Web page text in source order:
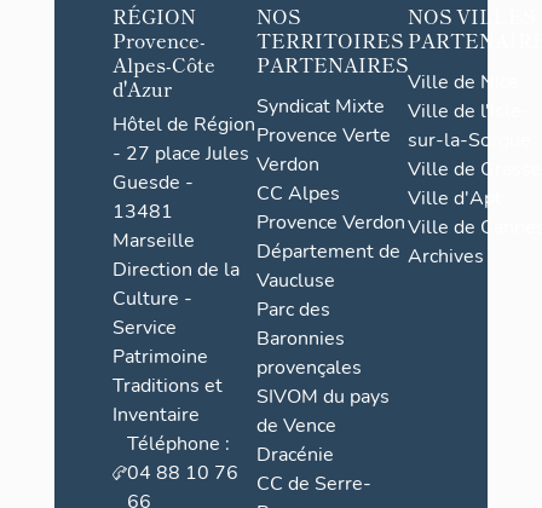
RÉGION
Provence-
Alpes-Côte
d'Azur
Hôtel de Région
- 27 place Jules
Guesde -
13481
Marseille
Direction de la
Culture -
Service
Patrimoine
Traditions et
Inventaire
Téléphone :
04 88 10 76
66
NOS
TERRITOIRES
PARTENAIRES
Syndicat Mixte
Provence Verte
Verdon
CC Alpes
Provence Verdon
Département de
Vaucluse
Parc des
Baronnies
provençales
SIVOM du pays
de Vence
Dracénie
CC de Serre-
NOS VILLES
Ville de Nice
Ville de l'Isle-
sur-la-Sorgue
Ville de Grasse
Ville d'Apt
Ville de
Archives